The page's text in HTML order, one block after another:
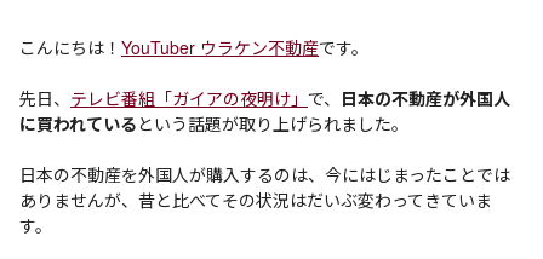
こんにちは！ YouTuber ウラケン不動産です。
先日、 テレビ番組「ガイアの夜明け」 で、 日本の不動産が外国人
に買われているという話題が取り上げられました。
日本の不動産を外国人が購入するのは、今にはじまったことでは
ありませんが、昔と比べてその状況はだいぶ変わってきていま
す。